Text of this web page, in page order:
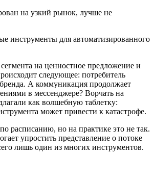
на узкий рынок, лучше не
инструменты для автоматизированного
на ценностное предложение и
следующее: потребитель
А коммуникация продолжает
в мессенджере? Ворчать на
как волшебную таблетку:
может привести к катастрофе.
расписанию, но на практике это не так.
упростить представление о потоке
лишь один из многих инструментов.